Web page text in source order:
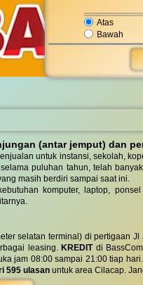
Atas
Bawah
(antar jemput) dan
untuk instansi, sekolah,
puluhan tahun, telah
masih berdiri sampai saat ini.
komputer, laptop,
selatan terminal) di pertigaan
leasing. KREDITdi
jam 08:00 sampai 21:00 tiap
595 ulasan untuk area Cilacap.